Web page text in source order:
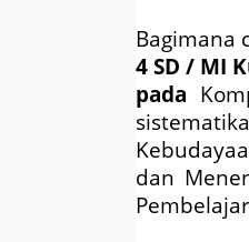
Bagimana
4 SD / MI
pada
dan